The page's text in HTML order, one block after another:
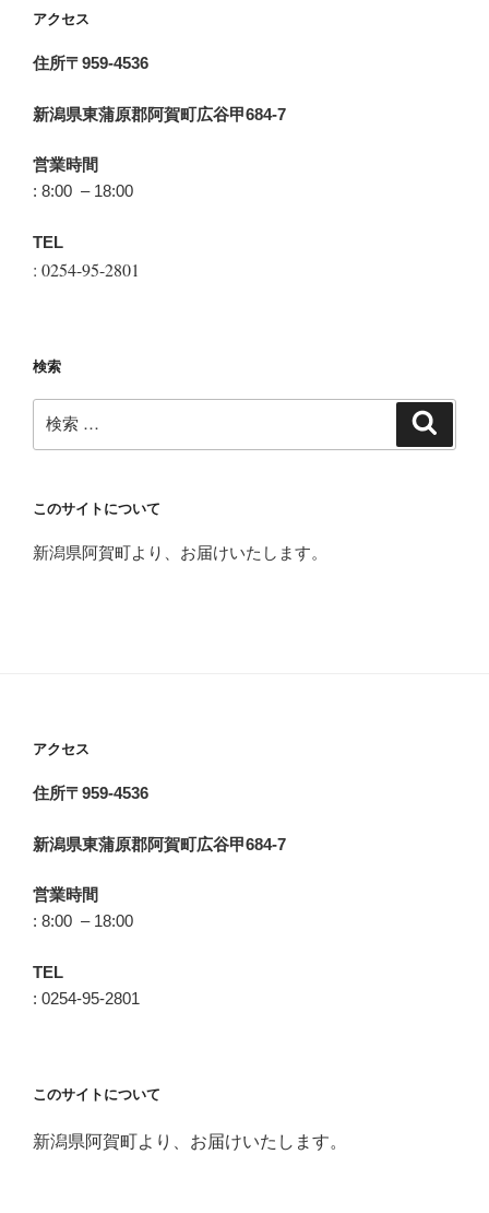
アクセス
住所〒959-4536
新潟県東蒲原郡阿賀町広谷甲684-7
営業時間
: 8:00 – 18:00
TEL
: 0254-95-2801
検索
検
索:
このサイトについて
新潟県阿賀町より、お届けいたします。
アクセス
住所〒959-4536
新潟県東蒲原郡阿賀町広谷甲684-7
営業時間
: 8:00 – 18:00
TEL
: 0254-95-2801
このサイトについて
新潟県阿賀町より、お届けいたします。